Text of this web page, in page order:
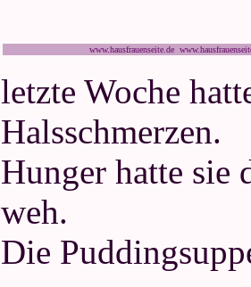
www.hausfrauenseite.de
letzte Woche
Halsschmerzen.
Hunger hatte sie
weh.
Die